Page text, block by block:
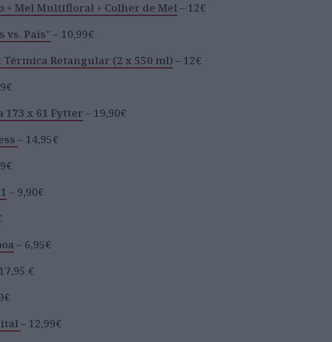
+ Mel Multifloral + Colher de Mel– 12€
vs. Pais” – 10,99€
Retangular (2 x 550 ml) – 12€
173 x 61 Fytter – 19,90€
– 14,95€
– 9,90€
– 6,95€
€
– 12,99€